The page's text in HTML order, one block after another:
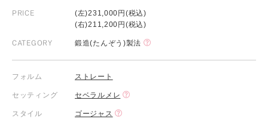
PRICE
(左)231,000円(税込)
(右)211,200円(税込)
CATEGORY 鍛造(たんぞう)製法
フォルム ストレート
セッティング セベラルメレ
スタイル ゴージャス